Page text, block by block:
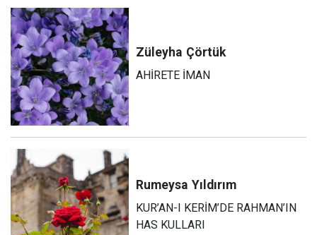
Züleyha Çörtük
AHİRETE İMAN
Rumeysa Yıldırım
KUR’AN-I KERİM’DE RAHMAN’IN
HAS KULLARI